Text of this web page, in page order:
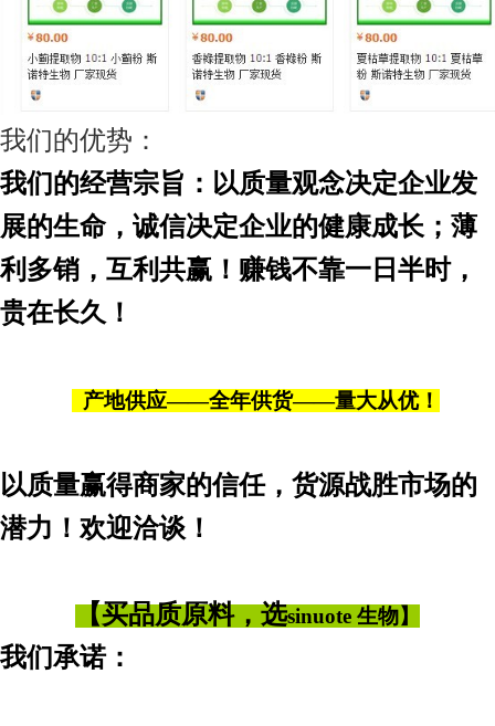
我们的优势：
我们的经营宗旨：以质量观念决定企业发
展的生命，诚信决定企业的健康成长；薄
利多销，互利共赢！赚钱不靠一日半时，
贵在长久！
产地供应——全年供货——量大从优！
以质量赢得商家的信任，货源战胜市场的
潜力！欢迎洽谈！
【买品质原料，选sinuote 生物】
我们承诺：